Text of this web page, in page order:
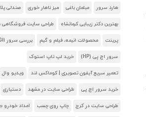
هارد سرور مبلمان باغی میز ناهار خوری صندلی
بهترین دکتر زیبایی کرمانشاه طراحی سایت فروشگاهی
پرینت محصولات انیمه، فیلم و گیم بررسی سرور DL380 G11
سرور اچ پی (HP) خرید لپ تاپ استوک
تعمیر سریع آیفون تصویری | کوماکس لند ویدیو وال
خرید سرور اچ پی طراحی سایت در مشهد دستیاری
طراحی سایت در کرج چاپ روی چسب امداد خودرو